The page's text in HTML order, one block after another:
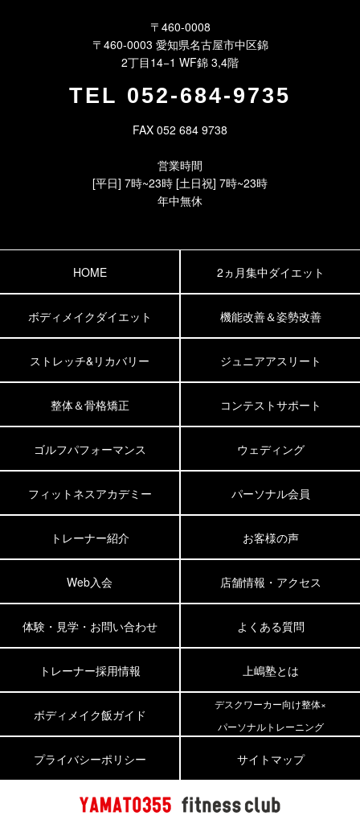
〒460-0008
〒460-0003 愛知県名古屋市中区錦
2丁目14−1 WF錦 3,4階
TEL 052-684-9735
FAX 052 684 9738
営業時間
[平日] 7時~23時 [土日祝] 7時~23時
年中無休
HOME 2ヵ月集中ダイエット
ボディメイクダイエット 機能改善＆姿勢改善
ストレッチ&リカバリー ジュニアアスリート
整体＆骨格矯正 コンテストサポート
ゴルフパフォーマンス ウェディング
フィットネスアカデミー パーソナル会員
トレーナー紹介 お客様の声
Web入会 店舗情報・アクセス
体験・見学・お問い合わせ よくある質問
トレーナー採用情報 上嶋塾とは
ボディメイク飯ガイド
デスクワーカー向け整体×
パーソナルトレーニング
プライバシーポリシー サイトマップ